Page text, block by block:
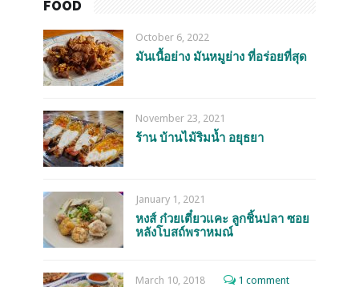
FOOD
October 6, 2022
มันเนื้อย่าง มันหมูย่าง ที่อร่อยที่สุด
November 23, 2021
ร้าน บ้านไม้ริมน้ำ อยุธยา
January 1, 2021
หงส์ ก๋วยเตี๋ยวแคะ ลูกชิ้นปลา ซอย
หลังโบสถ์พราหมณ์
March 10, 2018 1 comment